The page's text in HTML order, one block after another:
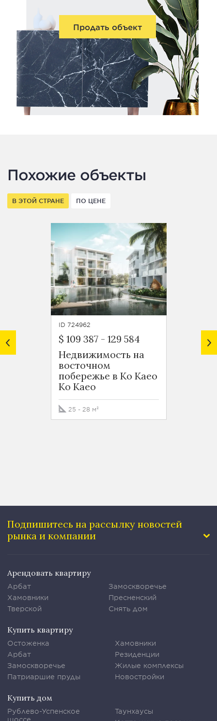
Продать объект
Похожие объекты
В ЭТОЙ СТРАНЕ ПО ЦЕНЕ
ID 724962
$ 109 387- 129 584
Недвижимость на
восточном
побережье в Ко Каео
Ko Kaeo
25 - 28 м²
$
Подпишитесь на рассылку новостей
рынка и компании
Арендовать квартиру
Арбат
Хамовники
Тверской
Замоскворечье
Пресненский
Снять дом
Купить квартиру
Остоженка
Арбат
Замоскворечье
Патриаршие пруды
Хамовники
Резиденции
Жилые комплексы
Новостройки
Купить дом
Рублево-Успенское
шоссе
Таунхаусы